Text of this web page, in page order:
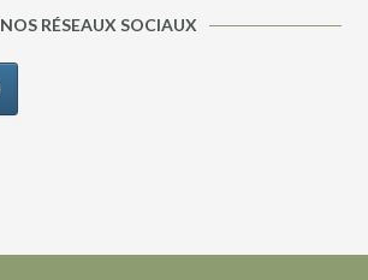
NOS RÉSEAUX SOCIAUX